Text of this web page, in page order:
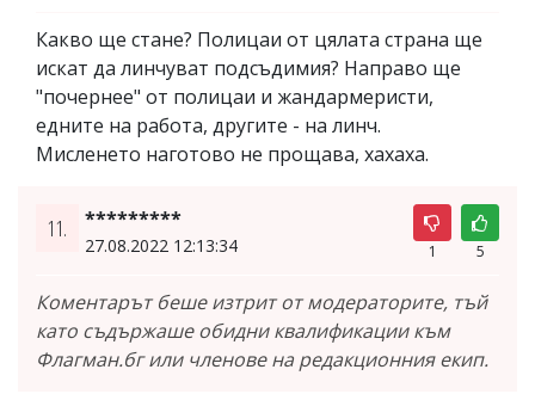
Какво ще стане? Полицаи от цялата страна ще
искат да линчуват подсъдимия? Направо ще
"почернее" от полицаи и жандармеристи,
едните на работа, другите - на линч.
Мисленето наготово не прощава, хахаха.
11. *********
27.08.2022 12:13:34 1 5
Коментарът беше изтрит от модераторите, тъй
като съдържаше обидни квалификации към
Флагман.бг или членове на редакционния екип.